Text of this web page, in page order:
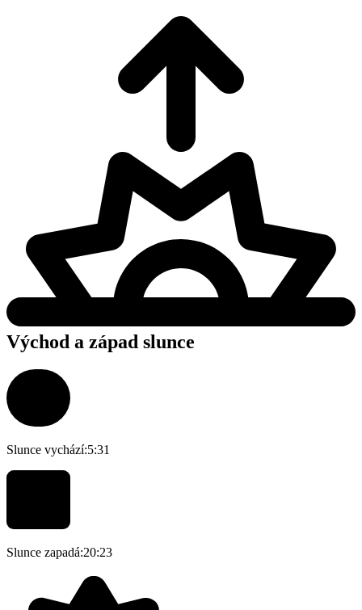
Východ a západ slunce
Slunce vychází:5:31
Slunce zapadá:20:23